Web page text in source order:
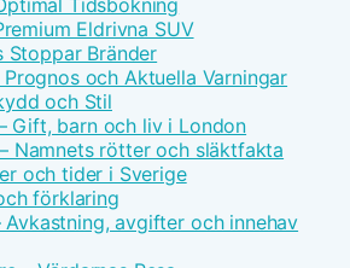
Tidsbokning
Eldrivna SUV
Stoppar Bränder
och Aktuella Varningar
och Stil
Gift, barn och liv i London
Namnets rötter och släktfakta
och tider i Sverige
förklaring
avgifter och innehav